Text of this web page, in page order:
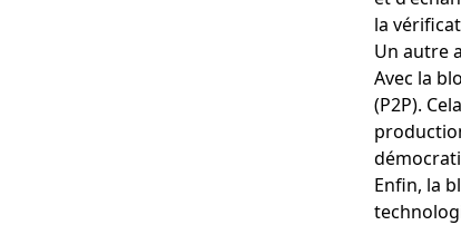
la
Un autre
Avec la
(P2P).
Enfin, la